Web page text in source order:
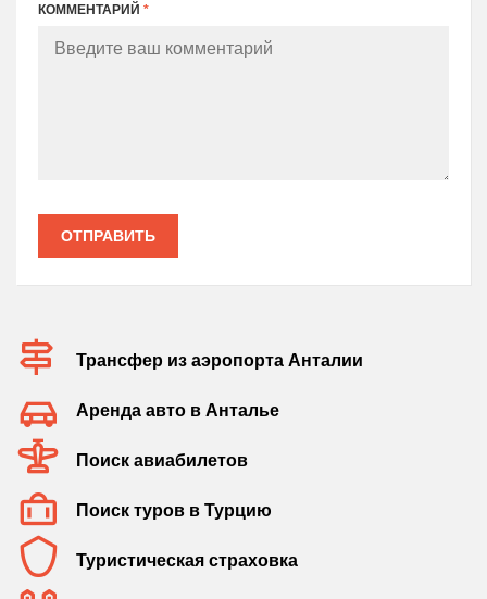
КОММЕНТАРИЙ *
ОТПРАВИТЬ
Трансфер из аэропорта Анталии
Аренда авто в Анталье
Поиск авиабилетов
Поиск туров в Турцию
Туристическая страховка